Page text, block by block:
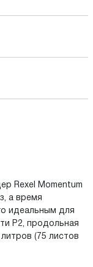
Rexel Momentum
а время
идеальным для
P2, продольная
(75 листов